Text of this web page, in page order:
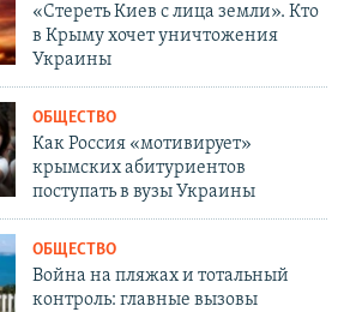
«Стереть Киев с лица земли». Кто
в Крыму хочет уничтожения
Украины
ОБЩЕСТВО
Как Россия «мотивирует»
крымских абитуриентов
поступать в вузы Украины
ОБЩЕСТВО
Война на пляжах и тотальный
контроль: главные вызовы